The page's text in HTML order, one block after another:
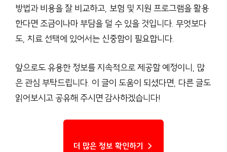
방법과 비용을 잘 비교하고, 보험 및 지원 프로그램을 활용
한다면 조금이나마 부담을 덜 수 있을 것입니다. 무엇보다
도, 치료 선택에 있어서는 신중함이 필요합니다.
앞으로도 유용한 정보를 지속적으로 제공할 예정이니, 많
은 관심 부탁드립니다. 이 글이 도움이 되셨다면, 다른 글도
읽어보시고 공유해 주시면 감사하겠습니다!
더 많은 정보 확인하기 →